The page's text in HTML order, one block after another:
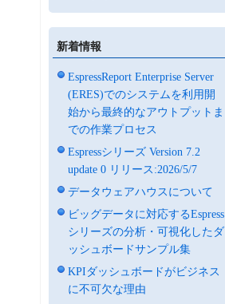
新着情報
EspressReport Enterprise Server
(ERES)でのシステムを利用開
始から最終的なアウトプットま
での作業プロセス
Espressシリーズ Version 7.2
update 0 リリース:2026/5/7
データウェアハウスについて
ビッグデータに対応するEspress
シリーズの分析・可視化したダ
ッシュボードサンプル集
KPIダッシュボードがビジネス
に不可欠な理由